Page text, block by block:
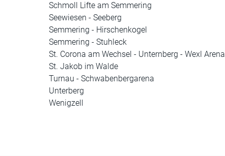
Schmoll Lifte am Semmering
Seewiesen - Seeberg
Semmering - Hirschenkogel
Semmering - Stuhleck
St. Corona am Wechsel - Unternberg - Wexl Arena
St. Jakob im Walde
Turnau - Schwabenbergarena
Unterberg
Wenigzell